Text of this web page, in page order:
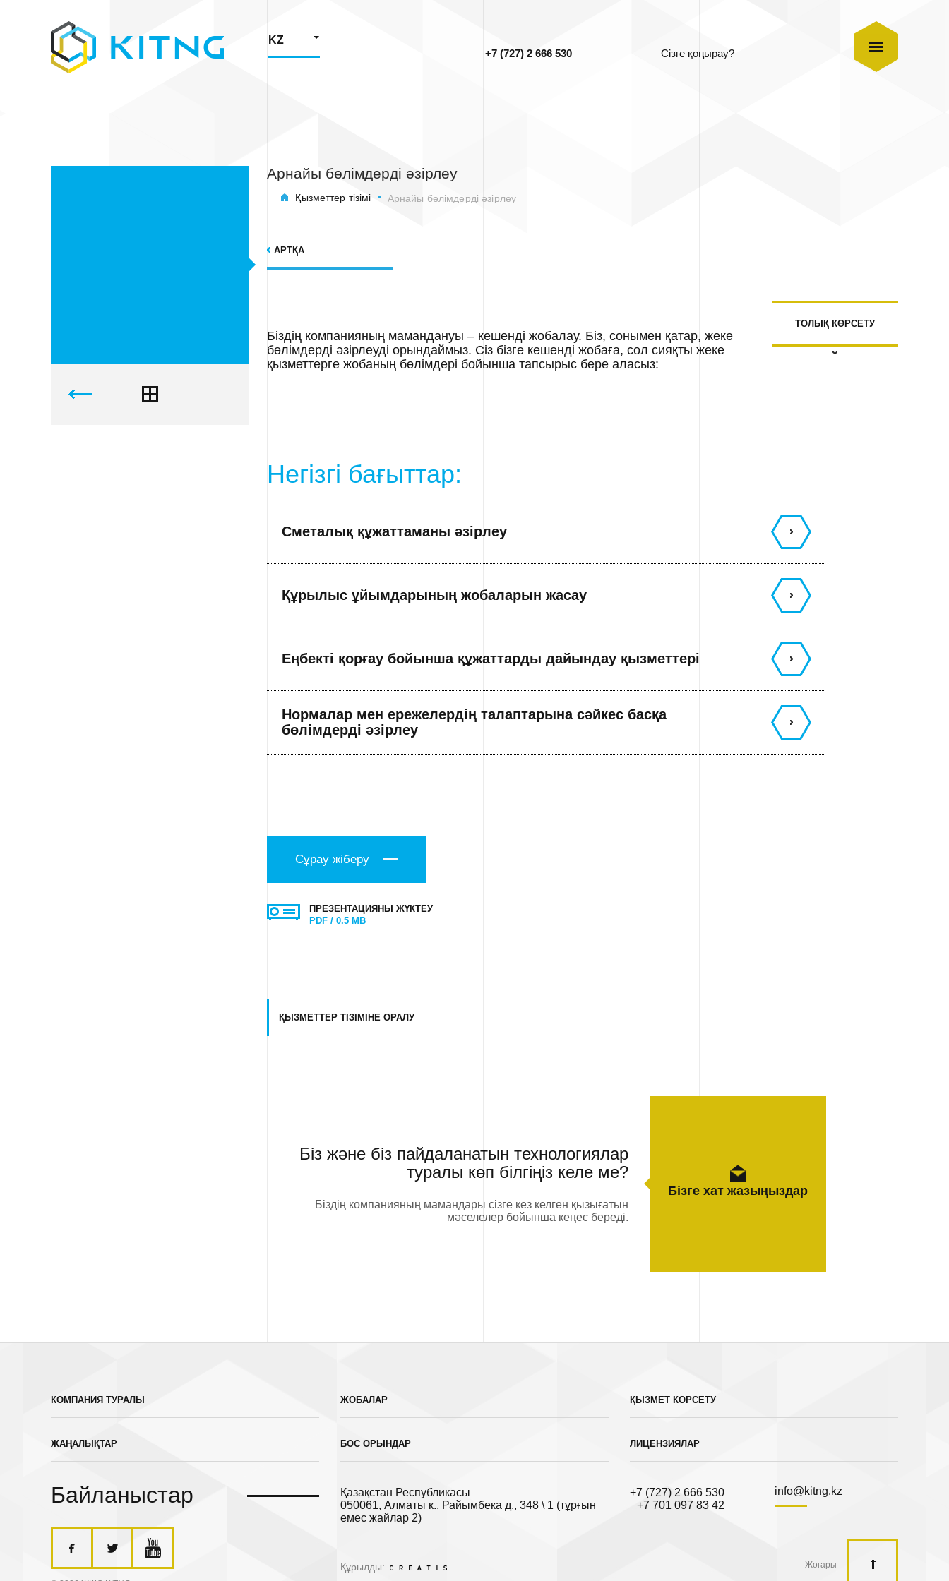
KZ
+7 (727) 2 666 530
Сізге қоңырау?
Арнайы бөлімдерді әзірлеу
Қызметтер тізімі Арнайы бөлімдерді әзірлеу
Біздің компанияның мамандануы – кешенді жобалау. Біз, сонымен қатар, жеке
бөлімдерді әзірлеуді орындаймыз. Сіз бізге кешенді жобаға, сол сияқты жеке
қызметтерге жобаның бөлімдері бойынша тапсырыс бере аласыз:
ТОЛЫҚ КӨРСЕТУ
Негізгі бағыттар:
Сметалық құжаттаманы әзірлеу
Құрылыс ұйымдарының жобаларын жасау
Еңбекті қорғау бойынша құжаттарды дайындау қызметтері
Нормалар мен ережелердің талаптарына сәйкес басқа
бөлімдерді әзірлеу
Сұрау жіберу
ПРЕЗЕНТАЦИЯНЫ ЖҮКТЕУ
PDF / 0.5 MB
ҚЫЗМЕТТЕР ТІЗІМІНЕ ОРАЛУ
Біз және біз пайдаланатын технологиялар
туралы көп білгіңіз келе ме?
Біздің компанияның мамандары сізге кез келген қызығатын
мәселелер бойынша кеңес береді.
Бізге хат жазыңыздар
КОМПАНИЯ ТУРАЛЫ ЖОБАЛАР ҚЫЗМЕТ КОРСЕТУ
ЖАҢАЛЫҚТАР БОС ОРЫНДАР ЛИЦЕНЗИЯЛАР
Байланыстар
Қазақстан Республикасы
050061, Алматы к., Райымбека д., 348 \ 1 (тұрғын
емес жайлар 2)
Құрылды:
+7 (727) 2 666 530
+7 701 097 83 42
info@kitng.kz
Жоғары